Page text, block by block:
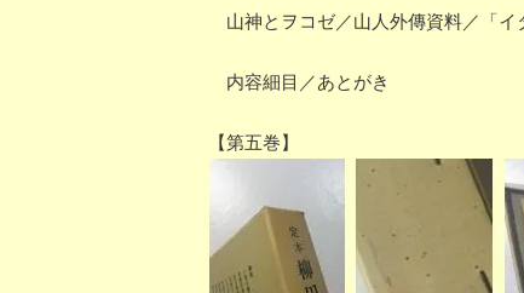
山神とヲコゼ／山人外傳資料／「イ
内容細目／あとがき
【第五巻】